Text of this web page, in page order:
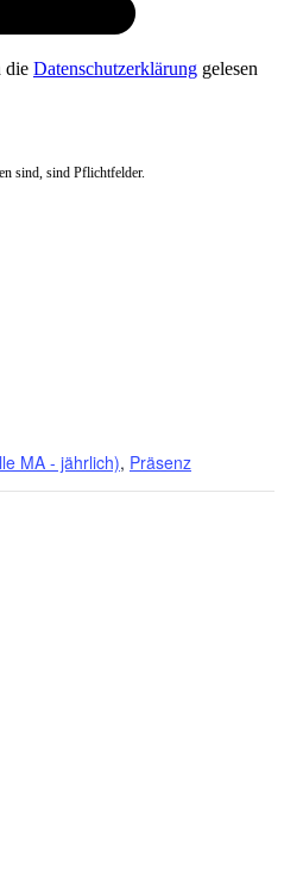
die Datenschutzerklärung gelesen
sind, sind Pflichtfelder.
MA - jährlich), Präsenz